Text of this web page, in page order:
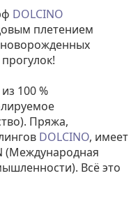
DOLCINO
плетением
100 %
Пряжа,
DOLCINO, имеет
(Международная
Всё это